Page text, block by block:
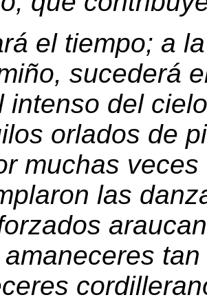
el tiempo; a
sucederá
intenso del
orlados de
muchas
las